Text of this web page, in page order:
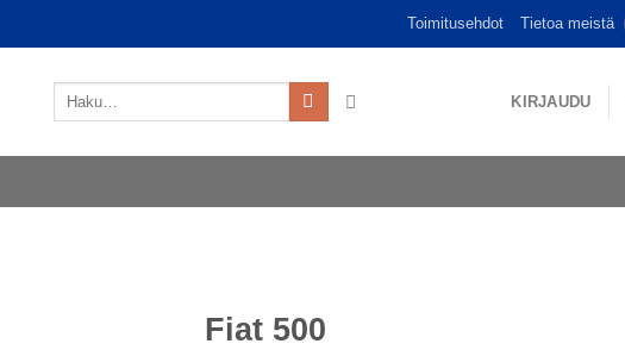
Toimitusehdot Tietoa meistä
Etsi:
KIRJAUDU
Fiat 500